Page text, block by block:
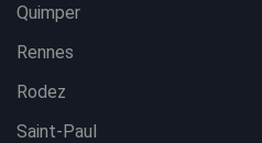
Quimper
Rennes
Rodez
Saint-Paul